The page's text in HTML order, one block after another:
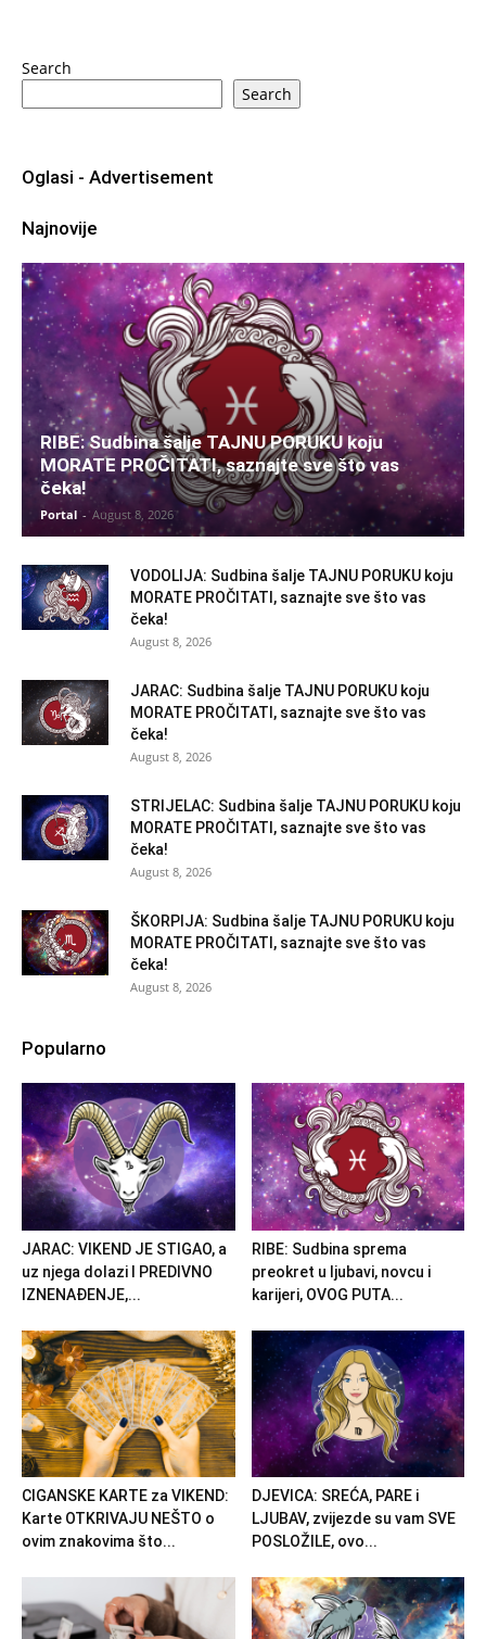
Search
Search
Oglasi - Advertisement
Najnovije
RIBE: Sudbina šalje TAJNU PORUKU koju
MORATE PROČITATI, saznajte sve što vas
čeka!
Portal - August 8, 2026
VODOLIJA: Sudbina šalje TAJNU PORUKU koju
MORATE PROČITATI, saznajte sve što vas
čeka!
August 8, 2026
JARAC: Sudbina šalje TAJNU PORUKU koju
MORATE PROČITATI, saznajte sve što vas
čeka!
August 8, 2026
STRIJELAC: Sudbina šalje TAJNU PORUKU koju
MORATE PROČITATI, saznajte sve što vas
čeka!
August 8, 2026
ŠKORPIJA: Sudbina šalje TAJNU PORUKU koju
MORATE PROČITATI, saznajte sve što vas
čeka!
August 8, 2026
Popularno
JARAC: VIKEND JE STIGAO, a
uz njega dolazi I PREDIVNO
IZNENAĐENJE,...
RIBE: Sudbina sprema
preokret u ljubavi, novcu i
karijeri, OVOG PUTA...
CIGANSKE KARTE za VIKEND:
Karte OTKRIVAJU NEŠTO o
ovim znakovima što...
DJEVICA: SREĆA, PARE i
LJUBAV, zvijezde su vam SVE
POSLOŽILE, ovo...